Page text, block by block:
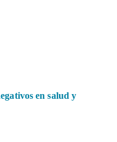
en salud y